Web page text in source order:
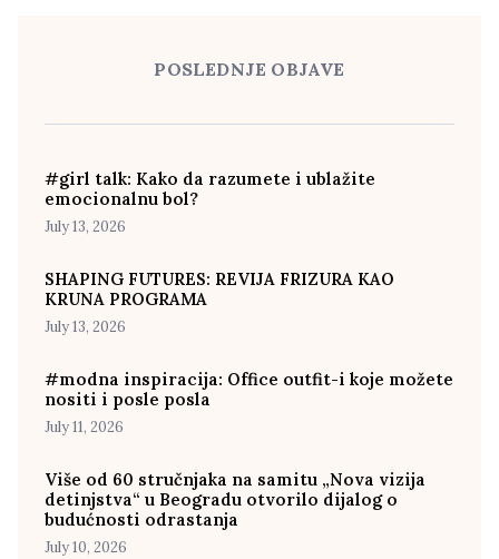
POSLEDNJE OBJAVE
#girl talk: Kako da razumete i ublažite
emocionalnu bol?
July 13, 2026
SHAPING FUTURES: REVIJA FRIZURA KAO
KRUNA PROGRAMA
July 13, 2026
#modna inspiracija: Office outfit-i koje možete
nositi i posle posla
July 11, 2026
Više od 60 stručnjaka na samitu „Nova vizija
detinjstva“ u Beogradu otvorilo dijalog o
budućnosti odrastanja
July 10, 2026